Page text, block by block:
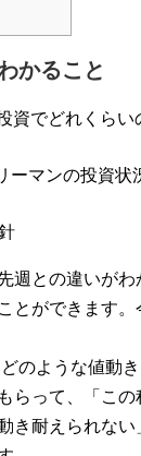
かること
資でどれくらい
ーマンの投資状
週との違いがわ
とができます。
のような値動
らって、「この
き耐えられな